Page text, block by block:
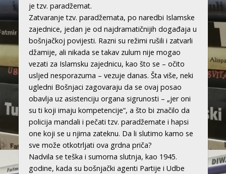
je tzv. paradžemat.
Zatvaranje tzv. paradžemata, po naredbi Islamske
zajednice, jedan je od najdramatičnijih događaja u
bošnjačkoj povijesti. Razni su režimi rušili i zatvarli
džamije, ali nikada se takav zulum nije mogao
vezati za Islamsku zajednicu, kao što se – očito
usljed nesporazuma – vezuje danas. Šta više, neki
ugledni Bošnjaci zagovaraju da se ovaj posao
obavlja uz asistenciju organa sigrunosti – „jer oni
su ti koji imaju kompetencije“, a što bi značilo da
policija mandali i pečati tzv. paradžemate i hapsi
one koji se u njima zateknu. Da li slutimo kamo se
sve može otkotrljati ova grdna priča?
Nadvila se teška i sumorna slutnja, kao 1945.
godine, kada su bošnjački agenti Partije i Udbe